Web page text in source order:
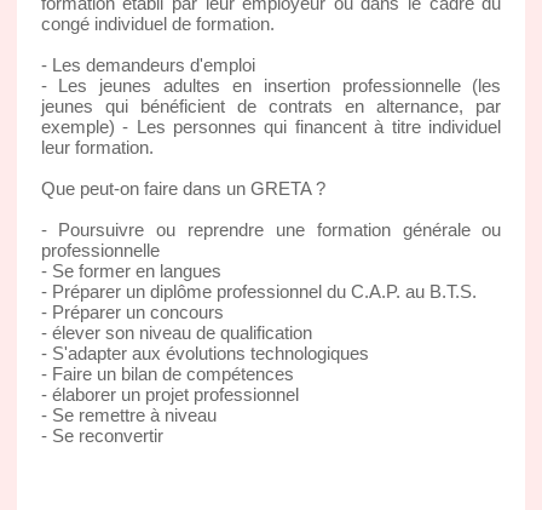
congé individuel de formation.
- Les demandeurs d'emploi
- Les jeunes adultes en insertion professionnelle (les
jeunes qui bénéficient de contrats en alternance, par
exemple) - Les personnes qui financent à titre individuel
leur formation.
Que peut-on faire dans un GRETA ?
- Poursuivre ou reprendre une formation générale ou
professionnelle
- Se former en langues
- Préparer un diplôme professionnel du C.A.P. au B.T.S.
- Préparer un concours
- élever son niveau de qualification
- S'adapter aux évolutions technologiques
- Faire un bilan de compétences
- élaborer un projet professionnel
- Se remettre à niveau
- Se reconvertir